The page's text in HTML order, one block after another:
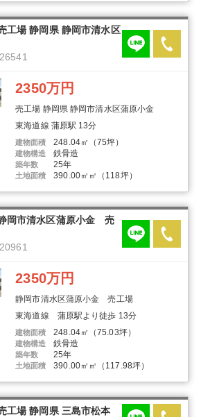
工場 静岡県 静岡市清水区
2350万円
売工場 静岡県 静岡市清水区蒲原小金
東海道線 蒲原駅 13分
建物面積 248.04㎡（75坪）
建物構造 鉄骨造
築年数 25年
土地面積 390.00㎡㎡（118坪）
岡市清水区蒲原小金 売
2350万円
静岡市清水区蒲原小金 売工場
東海道線 蒲原駅より徒歩 13分
建物面積 248.04㎡（75.03坪）
建物構造 鉄骨造
築年数 25年
土地面積 390.00㎡㎡（117.98坪）
工場 静岡県 三島市松本